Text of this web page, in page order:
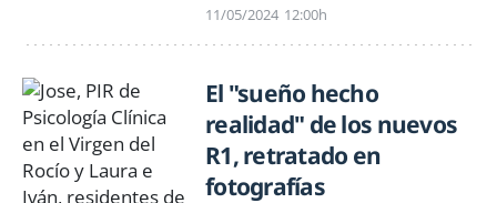
11/05/2024 12:00h
El "sueño hecho
realidad" de los nuevos
R1, retratado en
fotografías